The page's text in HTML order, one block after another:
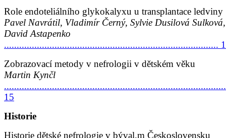
Role endoteliálního glykokalyxu u transplantace ledviny
Pavel Navrátil, Vladimír Černý, Sylvie Dusilová Sulková,
David Astapenko
.....................................................................................
Zobrazovací metody v nefrologii v dětském věku
Martin Kynčl
15
Historie
Historie dětské nefrologie v býval.m Československu